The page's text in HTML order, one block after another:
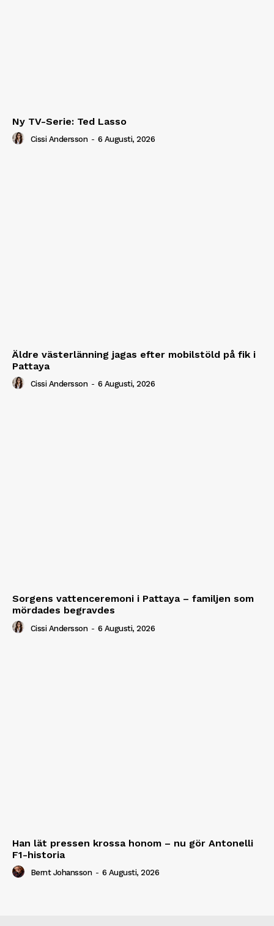
Ny TV-Serie: Ted Lasso
Cissi Andersson - 6 Augusti, 2026
Äldre västerlänning jagas efter mobilstöld på fik i
Pattaya
Cissi Andersson - 6 Augusti, 2026
Sorgens vattenceremoni i Pattaya – familjen som
mördades begravdes
Cissi Andersson - 6 Augusti, 2026
Han lät pressen krossa honom – nu gör Antonelli
F1-historia
Bernt Johansson - 6 Augusti, 2026